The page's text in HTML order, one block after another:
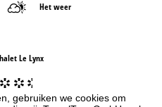
gebruiken we cookies om
Het weer
Le Lynx